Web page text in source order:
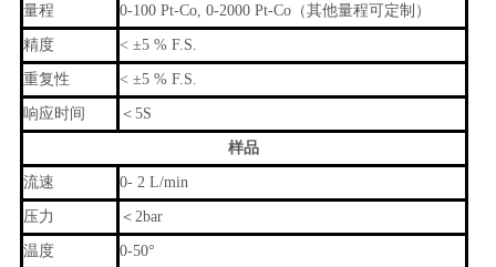
量程 0-100 Pt-Co, 0-2000 Pt-Co（其他量程可定制）
精度 < ±5 % F.S.
重复性 < ±5 % F.S.
响应时间 ＜5S
样品
流速 0- 2 L/min
压力 ＜2bar
温度 0-50°